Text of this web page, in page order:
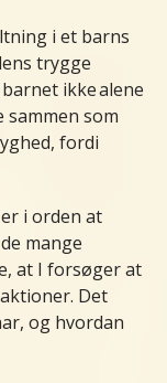
i et barns
trygge
ikke alene
som
fordi
i orden at
mange
at I forsøger at
Det
og hvordan